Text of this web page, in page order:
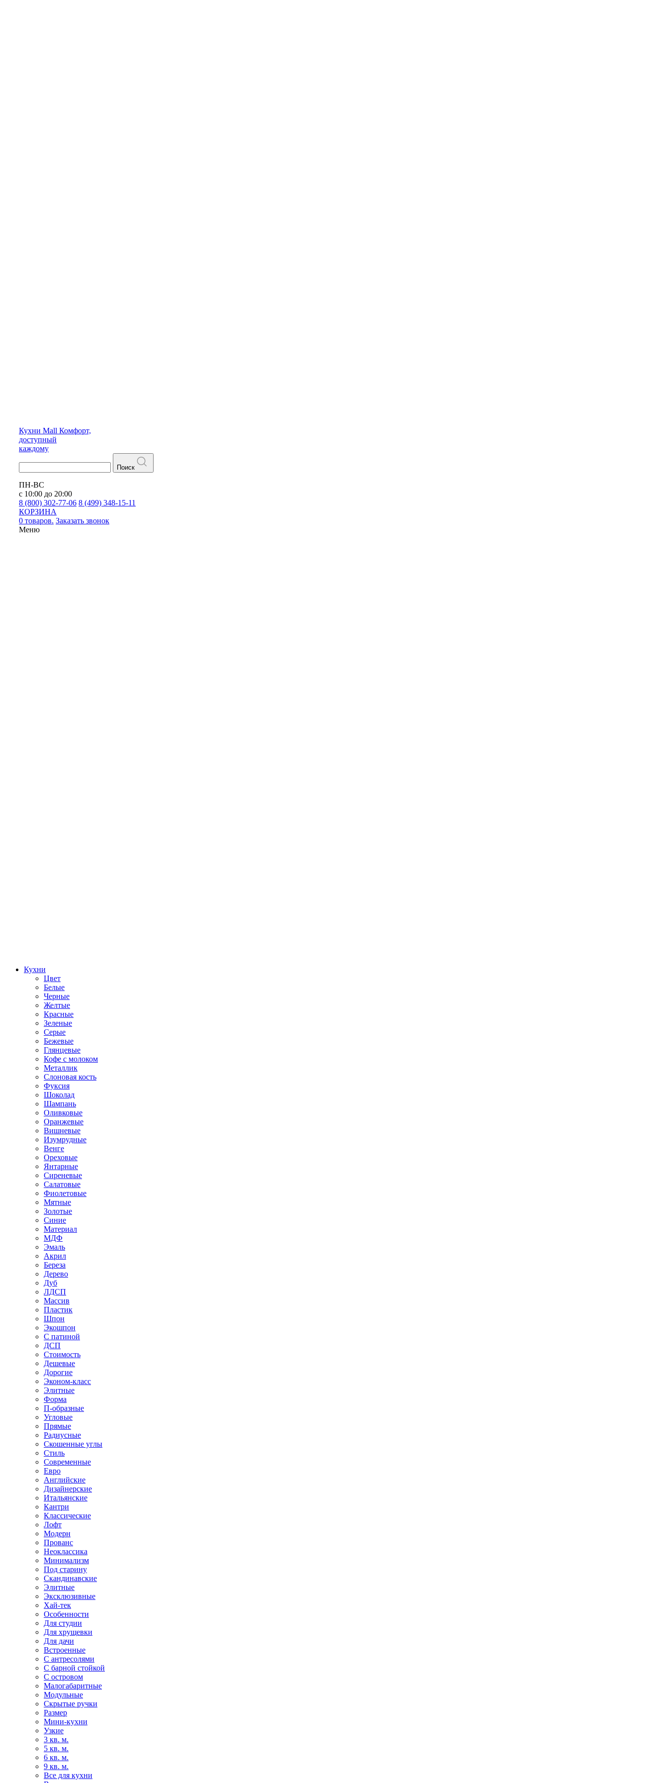
Кухни Mall Комфорт,
доступный
каждому
Поиск
ПН-ВС
с 10:00 до 20:00
8 (800) 302-77-06 8 (499) 348-15-11
КОРЗИНА
0 товаров. Заказать звонок
Меню
Кухни
Цвет
Белые
Черные
Желтые
Красные
Зеленые
Серые
Бежевые
Глянцевые
Кофе с молоком
Металлик
Слоновая кость
Фуксия
Шоколад
Шампань
Оливковые
Оранжевые
Вишневые
Изумрудные
Венге
Ореховые
Янтарные
Сиреневые
Салатовые
Фиолетовые
Мятные
Золотые
Синие
Материал
МДФ
Эмаль
Акрил
Береза
Дерево
Дуб
ЛДСП
Массив
Пластик
Шпон
Экошпон
С патиной
ДСП
Стоимость
Дешевые
Дорогие
Эконом-класс
Элитные
Форма
П-образные
Угловые
Прямые
Радиусные
Скошенные углы
Стиль
Современные
Евро
Английские
Дизайнерские
Итальянские
Кантри
Классические
Лофт
Модерн
Прованс
Неоклассика
Минимализм
Под старину
Скандинавские
Элитные
Эксклюзивные
Хай-тек
Особенности
Для студии
Для хрущевки
Для дачи
Встроенные
С антресолями
С барной стойкой
С островом
Малогабаритные
Модульные
Скрытые ручки
Размер
Мини-кухни
Узкие
3 кв. м.
5 кв. м.
6 кв. м.
9 кв. м.
Все для кухни